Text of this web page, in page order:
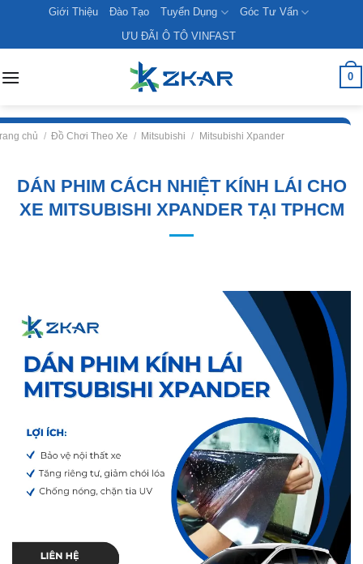
content
Giới Thiệu Đào Tạo Tuyển Dụng
Góc Tư Vấn
ƯU ĐÃI Ô TÔ VINFAST
0
chủ / Đồ Chơi Theo Xe / Mitsubishi / Mitsubishi Xpander
DÁN PHIM CÁCH NHIỆT KÍNH LÁI CHO
XE MITSUBISHI XPANDER TẠI TPHCM